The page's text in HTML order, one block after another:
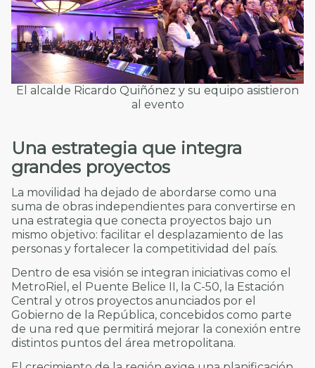
El alcalde Ricardo Quiñónez y su equipo asistieron
al evento
Una estrategia que integra
grandes proyectos
La movilidad ha dejado de abordarse como una
suma de obras independientes para convertirse en
una estrategia que conecta proyectos bajo un
mismo objetivo: facilitar el desplazamiento de las
personas y fortalecer la competitividad del país.
Dentro de esa visión se integran iniciativas como el
MetroRiel, el Puente Belice II, la C-50, la Estación
Central y otros proyectos anunciados por el
Gobierno de la República, concebidos como parte
de una red que permitirá mejorar la conexión entre
distintos puntos del área metropolitana.